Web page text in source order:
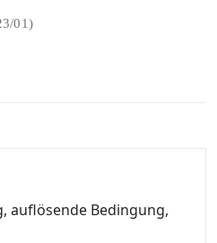
01)
auflösende Bedingung,